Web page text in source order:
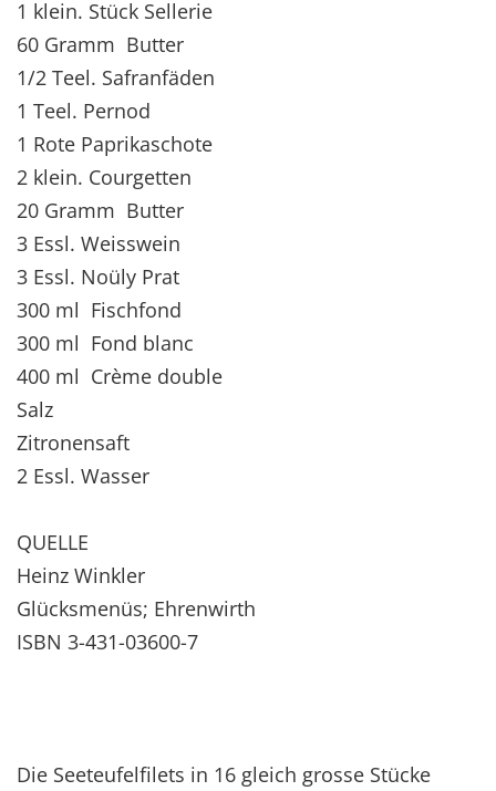
1 klein. Stück Sellerie
60 Gramm Butter
1/2 Teel. Safranfäden
1 Teel. Pernod
1 Rote Paprikaschote
2 klein. Courgetten
20 Gramm Butter
3 Essl. Weisswein
3 Essl. Noüly Prat
300 ml Fischfond
300 ml Fond blanc
400 ml Crème double
Salz
Zitronensaft
2 Essl. Wasser
QUELLE
Heinz Winkler
Glücksmenüs; Ehrenwirth
ISBN 3-431-03600-7
Die Seeteufelfilets in 16 gleich grosse Stücke